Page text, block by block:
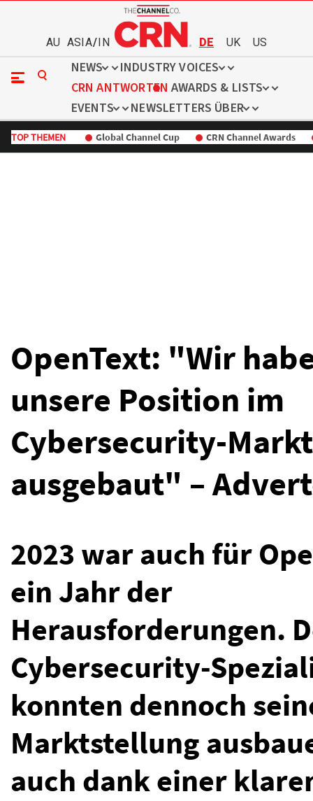
AU ASIA/IN DE UK US
NEWS
INDUSTRY VOICES
CRN ANTWORTEN AWARDS & LISTS
EVENTS
NEWSLETTERS ÜBER
TOP THEMEN Global Channel Cup CRN Channel Awards
OpenText: "Wir
unsere Position im
Cybersecurity-Markt
ausgebaut" –
2023 war auch für
ein Jahr der
Herausforderungen.
Cybersecurity-
konnten dennoch
Marktstellung
auch dank einer